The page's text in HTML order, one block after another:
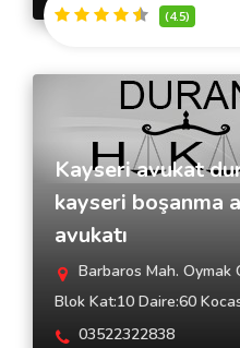
(4.5)
Kayseri avukat
kayseri boşanma
avukatı
Barbaros Mah. Oymak
Blok Kat:10 Daire:60
03522322838